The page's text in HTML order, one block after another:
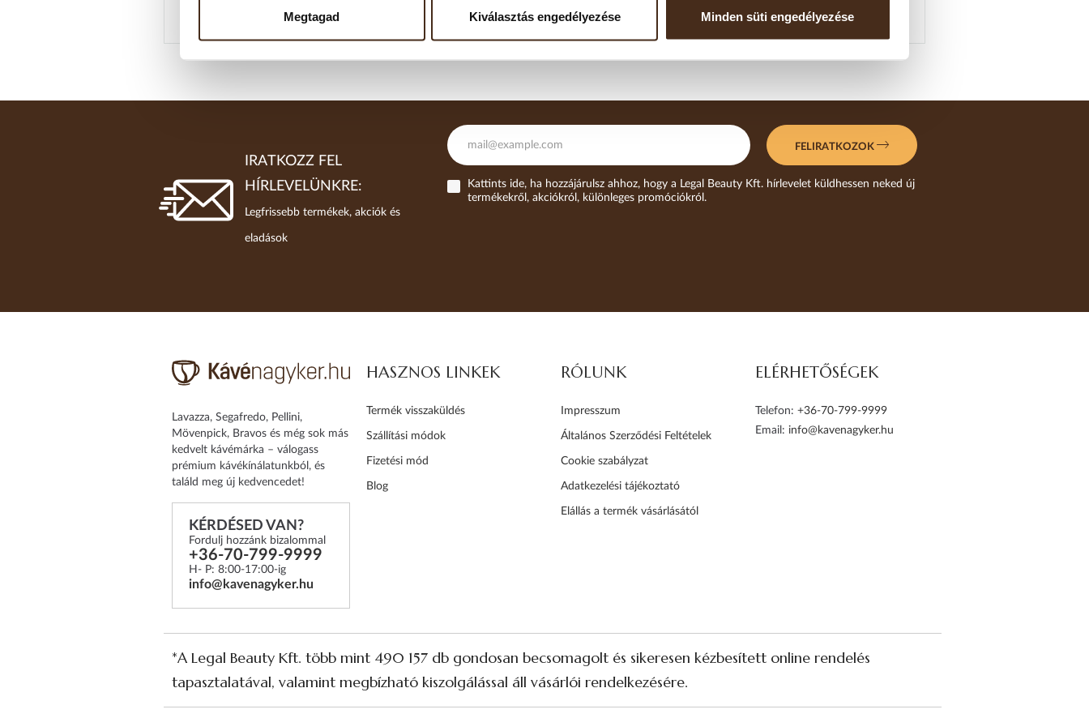
Megtagad Kiválasztás engedélyezése Minden süti engedélyezése
2025. AUGUSZTUS 07. 2025. AUGUSZTUS 07.
IRATKOZZ FEL
HÍRLEVELÜNKRE:
Legfrissebb termékek, akciók és
eladások
FELIRATKOZOK
Kattints ide, ha hozzájárulsz ahhoz, hogy a Legal Beauty Kft. hírlevelet küldhessen neked új
termékekről, akciókról, különleges promóciókról.
Lavazza, Segafredo, Pellini,
Mövenpick, Bravos és még sok más
kedvelt kávémárka – válogass
prémium kávékínálatunkból, és
találd meg új kedvencedet!
KÉRDÉSED VAN?
Fordulj hozzánk bizalommal
+36-70-799-9999
H- P: 8:00-17:00-ig
info@kavenagyker.hu
HASZNOS LINKEK
Termék visszaküldés
Szállítási módok
Fizetési mód
Blog
RÓLUNK
Impresszum
Általános Szerződési Feltételek
Cookie szabályzat
Adatkezelési tájékoztató
Elállás a termék vásárlásától
ELÉRHETŐSÉGEK
Telefon: +36-70-799-9999
Email: info@kavenagyker.hu
*A Legal Beauty Kft. több mint 490 157 db gondosan becsomagolt és sikeresen kézbesített online rendelés
tapasztalatával, valamint megbízható kiszolgálással áll vásárlói rendelkezésére.